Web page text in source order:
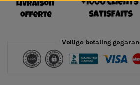
Veilige betaling